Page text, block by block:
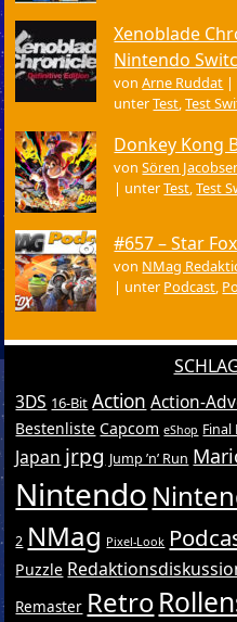
Xenoblade
Nintendo
vonArne Ruddat |
unterTest,Test
Donkey Kong
vonSören
| unterTest,Test
#657 – Star Fox
von NMag
| unter Podcast,
3DS 16-Bit Action Action-
Bestenliste Capcom eShop Final
Japan jrpg Jump ’n’ Run
Nintendo
2 NMag Pixel-Look
Puzzle
Remaster Retro